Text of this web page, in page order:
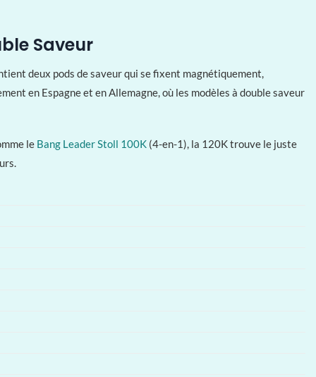
Saveur
deux pods de saveur qui se fixent magnétiquement,
en Espagne et en Allemagne, où les modèles à double saveur
le Bang Leader Stoll 100K (4-en-1), la 120K trouve le juste